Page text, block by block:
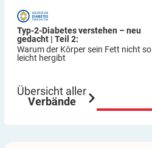
Typ-2-Diabetes verstehen – neu
gedacht | Teil 2:
Warum der Körper sein Fett nicht so
leicht hergibt
Übersicht aller
Verbände